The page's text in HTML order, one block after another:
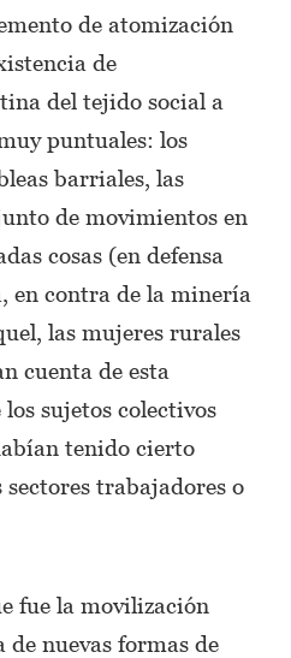
de atomización
de
del tejido social a
puntuales: los
barriales, las
de movimientos en
cosas (en defensa
en contra de la minería
las mujeres rurales
cuenta de esta
sujetos colectivos
tenido cierto
trabajadores o
fue la movilización
de nuevas formas de